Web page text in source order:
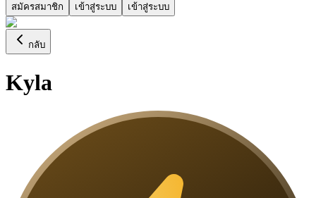
สมัครสมาชิก เข้าสู่ระบบ เข้าสู่ระบบ
กลับ
Kyla